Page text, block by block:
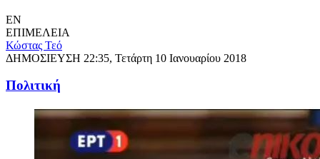
EN
ΕΠΙΜΕΛΕΙΑ
Κώστας Τεό
ΔΗΜΟΣΙΕΥΣΗ 22:35, Τετάρτη 10 Ιανουαρίου 2018
Πολιτική